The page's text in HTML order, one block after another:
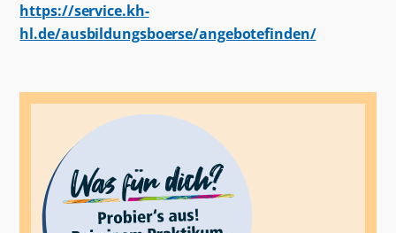
https://service.kh-
hl.de/ausbildungsboerse/angebotefinden/